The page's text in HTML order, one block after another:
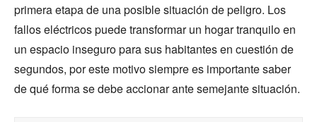
primera etapa de una posible situación de peligro. Los
fallos eléctricos puede transformar un hogar tranquilo en
un espacio inseguro para sus habitantes en cuestión de
segundos, por este motivo siempre es importante saber
de qué forma se debe accionar ante semejante situación.